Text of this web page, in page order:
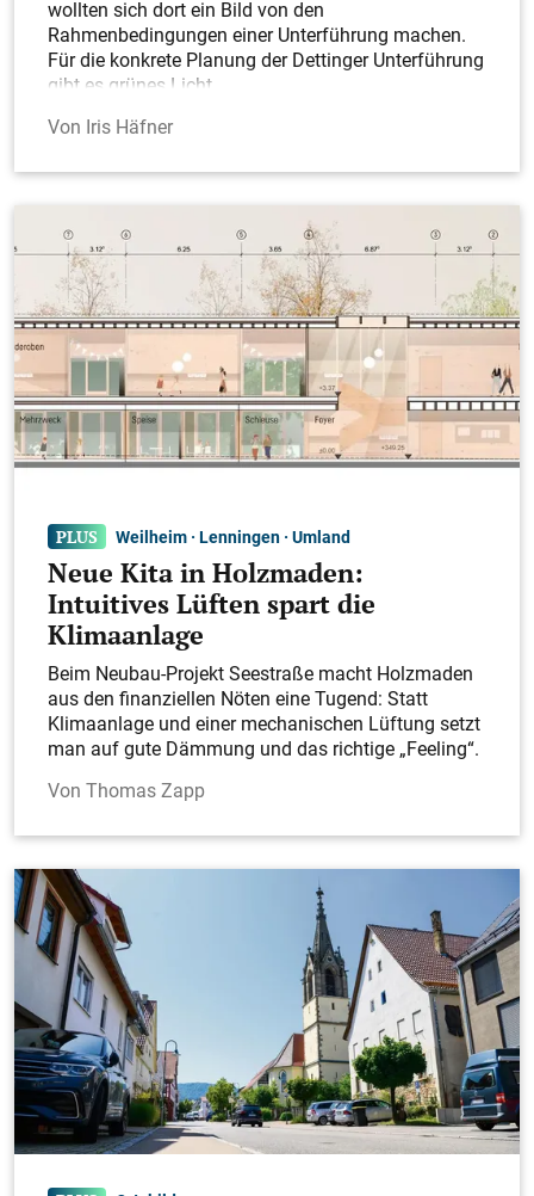
wollten sich dort ein Bild von den
Rahmenbedingungen einer Unterführung machen.
Für die konkrete Planung der Dettinger Unterführung
gibt es grünes Licht.
Iris Häfner
Weilheim · Lenningen · Umland
Neue Kita in Holzmaden:
Intuitives Lüften spart die
Klimaanlage
Beim Neubau-Projekt Seestraße macht Holzmaden
aus den finanziellen Nöten eine Tugend: Statt
Klimaanlage und einer mechanischen Lüftung setzt
man auf gute Dämmung und das richtige „Feeling“.
Thomas Zapp